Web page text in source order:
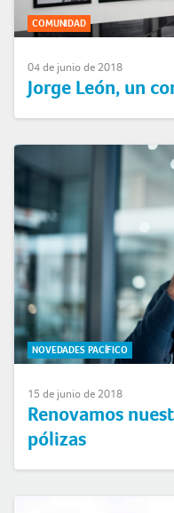
COMUNIDAD
04 de junio de 2018
Jorge León, un
NOVEDADES PACÍFICO
15 de junio de 2018
Renovamos
pólizas